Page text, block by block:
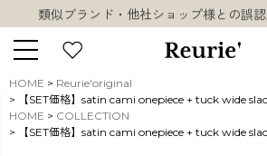
類似ブランド・他社ショップ様との誤
熊本県熊本地方を震源とする地震の
お盆期間中の営業・配送に
類似ブランド・他社ショップ様との誤認
10,000円以上ご購入で送料
キーワード
HOME
Reurie'original
【SET価格】satin cami onepiece + tuck wide
HOME
COLLECTION
【SET価格】satin cami onepiece + tuck wide